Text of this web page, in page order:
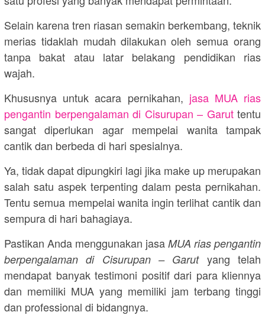
Selain karena tren riasan semakin berkembang, teknik
merias tidaklah mudah dilakukan oleh semua orang
tanpa bakat atau latar belakang pendidikan rias
wajah.
Khususnya untuk acara pernikahan, jasa MUA rias
pengantin berpengalaman di Cisurupan – Garuttentu
sangat diperlukan agar mempelai wanita tampak
cantik dan berbeda di hari spesialnya.
Ya, tidak dapat dipungkiri lagi jika make up merupakan
salah satu aspek terpenting dalam pesta pernikahan.
Tentu semua mempelai wanita ingin terlihat cantik dan
sempura di hari bahagiaya.
Pastikan Anda menggunakan jasa MUA rias pengantin
berpengalaman di Cisurupan – Garutyang telah
mendapat banyak testimoni positif dari para kliennya
dan memiliki MUA yang memiliki jam terbang tinggi
dan professional di bidangnya.